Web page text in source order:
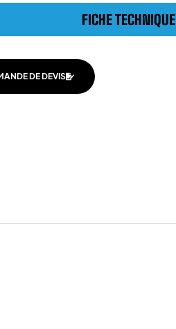
FICHE TECHNIQUE
DE DEVIS